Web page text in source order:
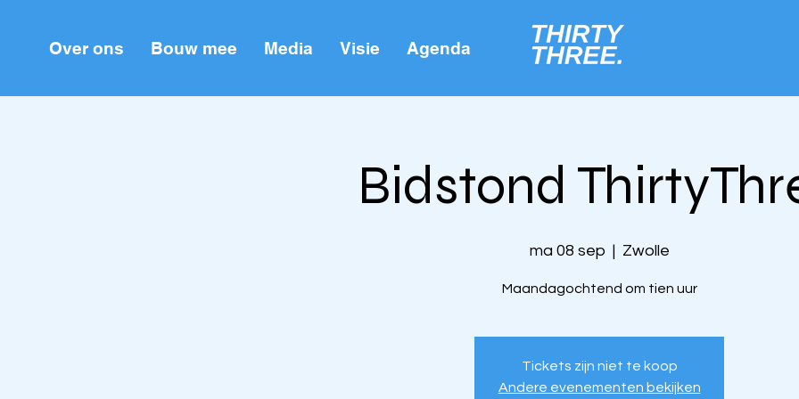
Over ons Bouw mee Media Visie Agenda
Bidstond
ma 08 sep
  |
Zwolle
Maandagochtend om tien uur
Tickets zijn niet te koop
Andere evenementen bekijken